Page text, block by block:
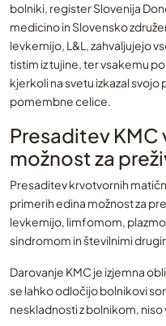
bolniki, register Slovenija
medicino in Slovensko
levkemijo, L&L, zahvaljujejo
tistim iz tujine, ter vsakemu
kjerkoli na svetu izkazal
pomembne celice.
Presaditev
možnost za
Presaditev krvotvornih
primerih edina možnost za
levkemijo, limfomom,
sindromom in številnimi
Darovanje KMC je izjemna
se lahko odločijo bolnikovi
neskladnosti z bolnikom,